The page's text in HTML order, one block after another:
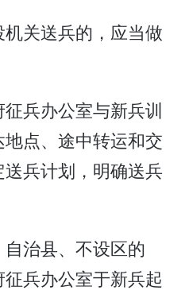
关送兵的，应当做
征兵办公室与新兵训
点、途中转运和交
兵计划，明确送兵
自治县、不设区的
兵办公室于新兵起